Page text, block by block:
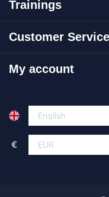
Trainings
Customer
My account
€